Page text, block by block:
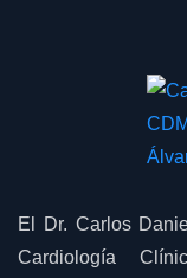
El Dr. Carlos
Cardiología